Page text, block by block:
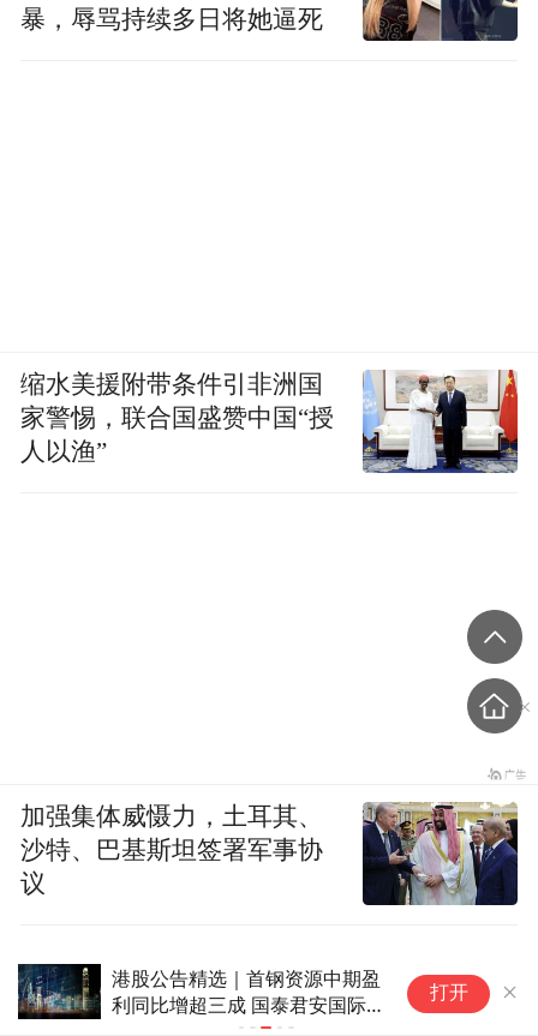
港股公告精选｜首钢资源中期盈
利同比增超三成 国泰君安国际
打开
暴，辱骂持续多日将她逼死
缩水美援附带条件引非洲国
家警惕，联合国盛赞中国“授
人以渔”
加强集体威慑力，土耳其、
沙特、巴基斯坦签署军事协
议